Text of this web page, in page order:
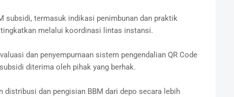
subsidi, termasuk indikasi penimbunan dan praktik
melalui koordinasi lintas instansi.
dan penyempurnaan sistem pengendalian QR Code
diterima oleh pihak yang berhak.
distribusi dan pengisian BBM dari depo secara lebih